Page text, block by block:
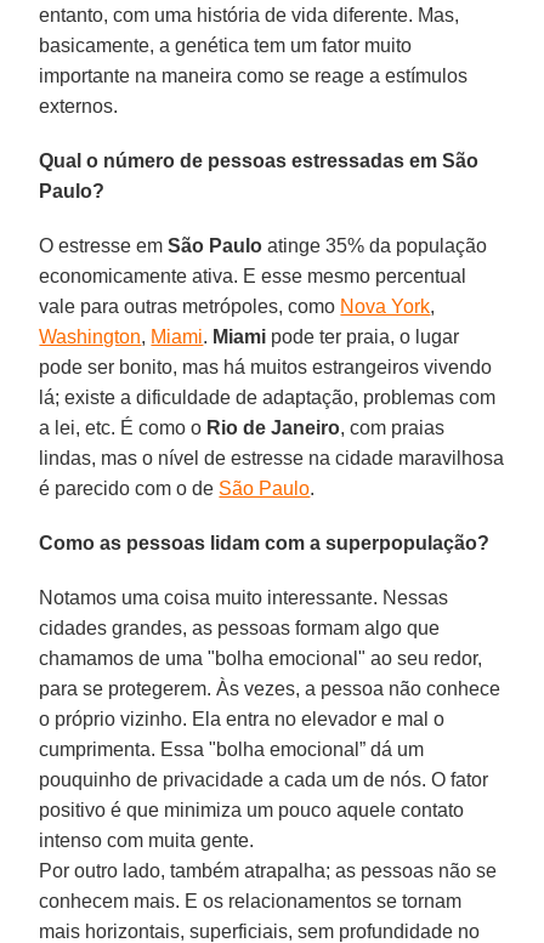
entanto, com uma história de vida diferente. Mas,
basicamente, a genética tem um fator muito
importante na maneira como se reage a estímulos
externos.
Qual o número de pessoas estressadas em São
Paulo?
O estresse em São Paulo atinge 35% da população
economicamente ativa. E esse mesmo percentual
vale para outras metrópoles, como Nova York,
Washington, Miami. Miami pode ter praia, o lugar
pode ser bonito, mas há muitos estrangeiros vivendo
lá; existe a dificuldade de adaptação, problemas com
a lei, etc. É como o Rio de Janeiro, com praias
lindas, mas o nível de estresse na cidade maravilhosa
é parecido com o de São Paulo.
Como as pessoas lidam com a superpopulação?
Notamos uma coisa muito interessante. Nessas
cidades grandes, as pessoas formam algo que
chamamos de uma "bolha emocional" ao seu redor,
para se protegerem. Às vezes, a pessoa não conhece
o próprio vizinho. Ela entra no elevador e mal o
cumprimenta. Essa "bolha emocional” dá um
pouquinho de privacidade a cada um de nós. O fator
positivo é que minimiza um pouco aquele contato
intenso com muita gente.
Por outro lado, também atrapalha; as pessoas não se
conhecem mais. E os relacionamentos se tornam
mais horizontais, superficiais, sem profundidade no